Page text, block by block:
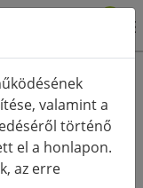
valamint a
történő
el a honlapon.
az erre